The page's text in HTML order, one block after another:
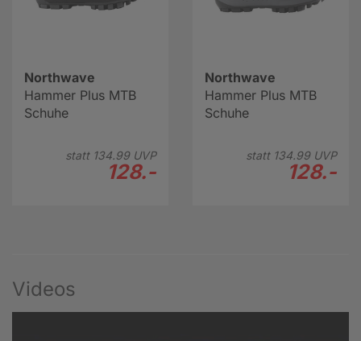
Northwave
Hammer Plus MTB
Schuhe
statt 134.99UVP
128.-
Northwave
Hammer Plus MTB
Schuhe
statt 134.99UVP
128.-
Videos